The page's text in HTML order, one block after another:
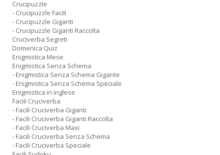
Crucipuzzle
- Crucipuzzle Facili
- Crucipuzzle Giganti
- Crucipuzzle Giganti Raccolta
Cruciverba Segreti
Domenica Quiz
Enigmistica Mese
Enigmistica Senza Schema
- Enigmistica Senza Schema Gigante
- Enigmistica Senza Schema Speciale
Enigmistica in inglese
Facili Cruciverba
- Facili Cruciverba Giganti
- Facili Cruciverba Giganti Raccolta
- Facili Cruciverba Maxi
- Facili Cruciverba Senza Schema
- Facili Cruciverba Speciale